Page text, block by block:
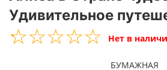
Удивительное
☆☆☆☆☆
★★★★★ Нет в
БУМАЖНАЯ